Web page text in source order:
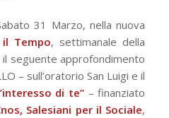
31 Marzo, nella nuova
Tempo, settimanale della
seguente approfondimento
– sull’oratorio San Luigi e il
di te” – finanziato
Salesiani per il Sociale,